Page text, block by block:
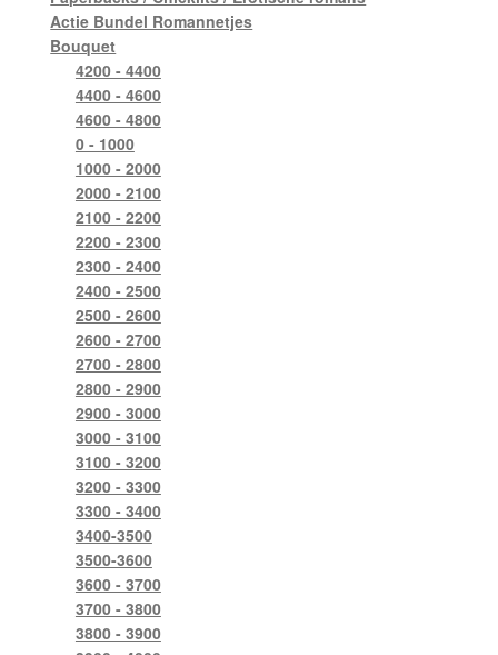
Actie Bundel Romannetjes
Bouquet
4200 - 4400
4400 - 4600
4600 - 4800
0 - 1000
1000 - 2000
2000 - 2100
2100 - 2200
2200 - 2300
2300 - 2400
2400 - 2500
2500 - 2600
2600 - 2700
2700 - 2800
2800 - 2900
2900 - 3000
3000 - 3100
3100 - 3200
3200 - 3300
3300 - 3400
3400-3500
3500-3600
3600 - 3700
3700 - 3800
3800 - 3900